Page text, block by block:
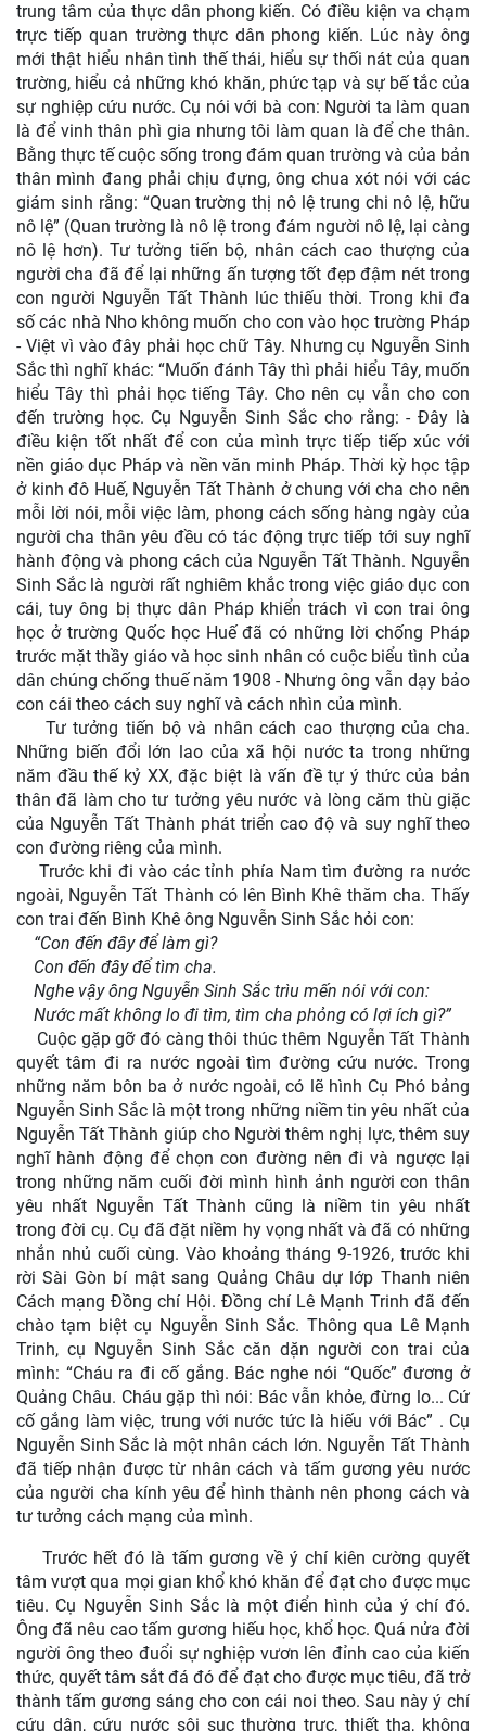
trung tâm của thực dân phong kiến. Có điều kiện va chạm
trực tiếp quan trường thực dân phong kiến. Lúc này ông
mới thật hiểu nhân tình thế thái, hiểu sự thối nát của quan
trường, hiểu cả những khó khăn, phức tạp và sự bế tắc của
sự nghiệp cứu nước. Cụ nói với bà con: Người ta làm quan
là để vinh thân phì gia nhưng tôi làm quan là để che thân.
Bằng thực tế cuộc sống trong đám quan trường và của bản
thân mình đang phải chịu đựng, ông chua xót nói với các
giám sinh rằng: “Quan trường thị nô lệ trung chi nô lệ, hữu
nô lệ” (Quan trường là nô lệ trong đám người nô lệ, lại càng
nô lệ hơn). Tư tưởng tiến bộ, nhân cách cao thượng của
người cha đã để lại những ấn tượng tốt đẹp đậm nét trong
con người Nguyễn Tất Thành lúc thiếu thời. Trong khi đa
số các nhà Nho không muốn cho con vào học trường Pháp
- Việt vì vào đây phải học chữ Tây. Nhưng cụ Nguyễn Sinh
Sắc thì nghĩ khác: “Muốn đánh Tây thì phải hiểu Tây, muốn
hiểu Tây thì phải học tiếng Tây. Cho nên cụ vẫn cho con
đến trường học. Cụ Nguyễn Sinh Sắc cho rằng: - Đây là
điều kiện tốt nhất để con của mình trực tiếp tiếp xúc với
nền giáo dục Pháp và nền văn minh Pháp. Thời kỳ học tập
ở kinh đô Huế, Nguyễn Tất Thành ở chung với cha cho nên
mỗi lời nói, mỗi việc làm, phong cách sống hàng ngày của
người cha thân yêu đều có tác động trực tiếp tới suy nghĩ
hành động và phong cách của Nguyễn Tất Thành. Nguyễn
Sinh Sắc là người rất nghiêm khắc trong việc giáo dục con
cái, tuy ông bị thực dân Pháp khiển trách vì con trai ông
học ở trường Quốc học Huế đã có những lời chống Pháp
trước mặt thầy giáo và học sinh nhân có cuộc biểu tình của
dân chúng chống thuế năm 1908 - Nhưng ông vẫn dạy bảo
con cái theo cách suy nghĩ và cách nhìn của mình.
Tư tưởng tiến bộ và nhân cách cao thượng của cha.
Những biến đổi lớn lao của xã hội nước ta trong những
năm đầu thế kỷ XX, đặc biệt là vấn đề tự ý thức của bản
thân đã làm cho tư tưởng yêu nước và lòng căm thù giặc
của Nguyễn Tất Thành phát triển cao độ và suy nghĩ theo
con đường riêng của mình.
Trước khi đi vào các tỉnh phía Nam tìm đường ra nước
ngoài, Nguyễn Tất Thành có lên Bình Khê thăm cha. Thấy
con trai đến Bình Khê ông Nguvễn Sinh Sắc hỏi con:
“Con đến đây để làm gì?
Con đến đây để tìm cha.
Nghe vậy ông Nguyễn Sinh Sắc trìu mến nói với con:
Nước mất không lo đi tìm, tìm cha phỏng có lợi ích gì?”
Cuộc gặp gỡ đó càng thôi thúc thêm Nguyễn Tất Thành
quyết tâm đi ra nước ngoài tìm đường cứu nước. Trong
những năm bôn ba ở nước ngoài, có lẽ hình Cụ Phó bảng
Nguyễn Sinh Sắc là một trong những niềm tin yêu nhất của
Nguyễn Tất Thành giúp cho Người thêm nghị lực, thêm suy
nghĩ hành động để chọn con đường nên đi và ngược lại
trong những năm cuối đời mình hình ảnh người con thân
yêu nhất Nguyễn Tất Thành cũng là niềm tin yêu nhất
trong đời cụ. Cụ đã đặt niềm hy vọng nhất và đã có những
nhắn nhủ cuối cùng. Vào khoảng tháng 9-1926, trước khi
rời Sài Gòn bí mật sang Quảng Châu dự lớp Thanh niên
Cách mạng Đồng chí Hội. Đồng chí Lê Mạnh Trinh đã đến
chào tạm biệt cụ Nguyễn Sinh Sắc. Thông qua Lê Mạnh
Trinh, cụ Nguyễn Sinh Sắc căn dặn người con trai của
mình: “Cháu ra đi cố gắng. Bác nghe nói “Quốc” đương ở
Quảng Châu. Cháu gặp thì nói: Bác vẫn khỏe, đừng lo... Cứ
cố gắng làm việc, trung với nước tức là hiếu với Bác” . Cụ
Nguyễn Sinh Sắc là một nhân cách lớn. Nguyễn Tất Thành
đã tiếp nhận được từ nhân cách và tấm gương yêu nước
của người cha kính yêu để hình thành nên phong cách và
tư tưởng cách mạng của mình.
Trước hết đó là tấm gương về ý chí kiên cường quyết
tâm vượt qua mọi gian khổ khó khăn để đạt cho được mục
tiêu. Cụ Nguyễn Sinh Sắc là một điển hình của ý chí đó.
Ông đã nêu cao tấm gương hiếu học, khổ học. Quá nửa đời
người ông theo đuổi sự nghiệp vươn lên đỉnh cao của kiến
thức, quyết tâm sắt đá đó để đạt cho được mục tiêu, đã trở
thành tấm gương sáng cho con cái noi theo. Sau này ý chí
cứu dân, cứu nước sôi sục thường trực, thiết tha, không